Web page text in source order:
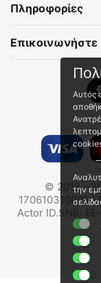
Άμεσα
€19.95
(χωρίς
MIL-TEC
Αποθήκευσης
Πυρομαχικών/
Εξοπλισμού - (Με
Επιγραφή/Χακί/
15963100
Άμεσα
Αποστολή
(χωρίς
Πληροφορίες
Επικοινωνήστε
© 2012 -
170610310000 |
Actor ID.SNR:
Αυτός
την